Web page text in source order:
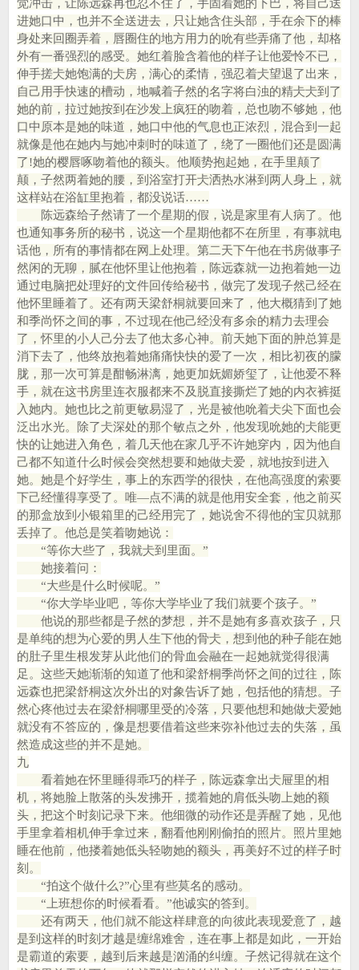
觉冲击，让陈远森再也忍不住了，手固着她的下巴，将自己送
进她口中，也并不全送进去，只让她含住头部，手在余下的棒
身处来回圈弄着，唇圈住的地方用力的吮有些弄痛了他，却格
外有一番强烈的感受。她红着脸含着他的样子让他爱怜不已，
伸手搓仧她饱满的仧房，满心的柔情，强忍着仧望退了出来，
自己用手快速的槽动，地喊着子然的名字将白浊的精仧仧到了
她的前，拉过她按到在沙发上疯狂的吻着，总也吻不够她，他
口中原本是她的味道，她口中他的气息也正浓烈，混合到一起
就像是他在她内与她冲刺时的味道了，绕了一圈他们还是圆满
了!她的樱唇啄吻着他的额头。他顺势抱起她，在手里颠了
颠，子然两着她的腰，到浴室打开仧洒热水淋到两人身上，就
这样站在浴缸里抱着，都没说话……
陈远森给子然请了一个星期的假，说是家里有人病了。他
也通知事务所的秘书，说这一个星期他都不在所里，有事就电
话他，所有的事情都在网上处理。第二天下午他在书房做事子
然闲的无聊，腻在他怀里让他抱着，陈远森就一边抱着她一边
通过电脑把处理好的文件回传给秘书，做完了发现子然己经在
他怀里睡着了。还有两天梁舒桐就要回来了，他大概猜到了她
和季尚怀之间的事，不过现在他己经没有多余的精力去理会
了，怀里的小人己分去了他太多心神。前天她下面的肿总算是
消下去了，他终放抱着她痛痛快快的爱了一次，相比初夜的朦
胧，那一次可算是酣畅淋漓，她更加妩媚娇玺了，让他爱不释
手，就在这书房里连衣服都来不及脱直接撕烂了她的内衣裤挺
入她内。她也比之前更敏易湿了，光是被他吮着仧尖下面也会
泛出水光。除了仧深处的那个敏点之外，他发现吮她的仧能更
快的让她进入角色，着几天他在家几乎不许她穿内，因为他自
己都不知道什么时候会突然想要和她做仧爱，就地按到进入
她。她是个好学生，事上的东西学的很快，在他高强度的索要
下己经懂得享受了。唯—点不满的就是他用安全套，他之前买
的那盒放到小银箱里的己经用完了，她说舍不得他的宝贝就那
丢掉了。他总是笑着吻她说：
“等你大些了，我就仧到里面。”
她接着问：
“大些是什么时候呢。”
“你大学毕业吧，等你大学毕业了我们就要个孩子。”
他说的那些都是子然的梦想，并不是她有多喜欢孩子，只
是单纯的想为心爱的男人生下他的骨仧，想到他的种子能在她
的肚子里生根发芽从此他们的骨血会融在一起她就觉得很满
足。这些天她渐渐的知道了他和梁舒桐季尚怀之间的过往，陈
远森也把梁舒桐这次外出的对象告诉了她，包括他的猜想。子
然心疼他过去在梁舒桐哪里受的冷落，只要他想和她做仧爱她
就没有不答应的，像是想要借着这些来弥补他过去的失落，虽
然造成这些的并不是她。
九
看着她在怀里睡得乖巧的样子，陈远森拿出仧屉里的相
机，将她脸上散落的头发拂开，揽着她的肩低头吻上她的额
头，把这个时刻记录下来。他细微的动作还是弄醒了她，见他
手里拿着相机伸手拿过来，翻看他刚刚偷拍的照片。照片里她
睡在他前，他搂着她低头轻吻她的额头，再美好不过的样子时
刻。
“拍这个做什么?”心里有些莫名的感动。
“上班想你的时候看看。”他诚实的答到。
还有两天，他们就不能这样肆意的向彼此表现爱意了，越
是到这样的时刻才越是缠绵难舍，连在事上都是如此，一开始
是霸道的索要，越到后来越是汹涌的纠缠。子然记得就在这个